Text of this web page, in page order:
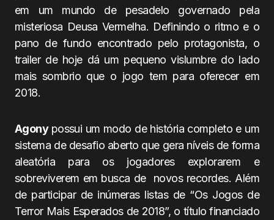
em um mundo de pesadelo governado pela
misteriosa Deusa Vermelha. Definindo o ritmo e o
pano de fundo encontrado pelo protagonista, o
trailer de hoje dá um pequeno vislumbre do lado
mais sombrio que o jogo tem para oferecer em
2018.
Agony possui um modo de história completo e um
sistema de desafio aberto que gera níveis de forma
aleatória para os jogadores explorarem e
sobreviverem em busca de novos recordes. Além
de participar de inúmeras listas de “Os Jogos de
Terror Mais Esperados de 2018”, o título financiado